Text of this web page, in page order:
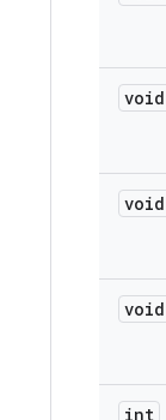
void
void
void
int